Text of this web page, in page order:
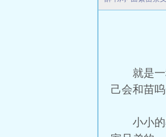
就是
己会和苗呜
小小